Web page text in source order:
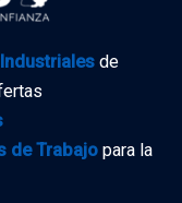
de
de Trabajo para la